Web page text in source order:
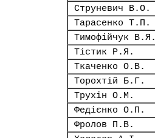
Струневич В.О.
Тарасенко Т.П.
Тимофійчук В.Я.
Тістик Р.Я.
Ткаченко О.В.
Торохтій Б.Г.
Трухін О.М.
Федієнко О.П.
Фролов П.В.